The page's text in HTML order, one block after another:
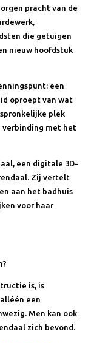
pracht van de
die getuigen
nieuw hoofdstuk
een
oproept van wat
plek
verbinding met het
een digitale 3D-
Zij vertelt
aan het badhuis
voor haar
is, is
een
Men kan ook
zich bevond.